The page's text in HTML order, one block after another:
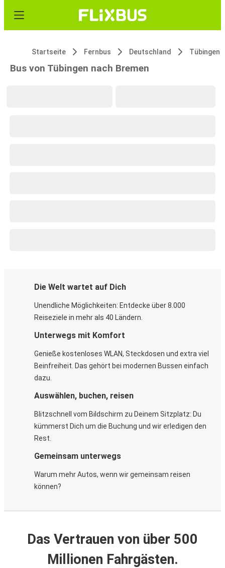
Startseite Fernbus Deutschland Tübingen
Bus von Tübingen nach Bremen
Die Welt wartet auf Dich
Unendliche Möglichkeiten: Entdecke über 8.000
Reiseziele in mehr als 40 Ländern.
Unterwegs mit Komfort
Genieße kostenloses WLAN, Steckdosen und extra viel
Beinfreiheit. Das gehört bei modernen Bussen einfach
dazu.
Auswählen, buchen, reisen
Blitzschnell vom Bildschirm zu Deinem Sitzplatz: Du
kümmerst Dich um die Buchung und wir erledigen den
Rest.
Gemeinsam unterwegs
Warum mehr Autos, wenn wir gemeinsam reisen
können?
Das Vertrauen von über 500
Millionen Fahrgästen.